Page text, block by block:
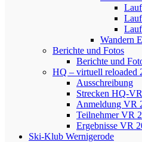
Wandern
Berichte und Fotos
Berichte und
HQ – virtuell reloaded
Ausschreibung
Strecken HQ-
Anmeldung VR
Teilnehmer VR
Ergebnisse VR
Ski-Klub Wernigerode